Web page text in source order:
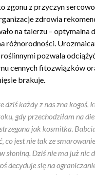
zgonu z przyczyn
zdrowia
na talerzu – optymalna
różnorodności.
pozwala
cennych fitozwiązków
brakuje.
dziś każdy z nas zna kogoś,
gdy przechodziłam na
jak kosmitka.
co jest nie tak ze
słoniną. Dziś nie ma już nic
decyduje się na